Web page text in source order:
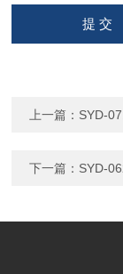
上一篇： SYD-
下一篇： SYD-